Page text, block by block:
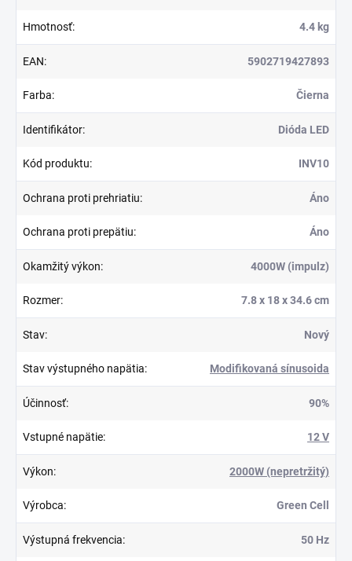
Hmotnosť: 4.4 kg
EAN: 5902719427893
Farba: Čierna
Identifikátor: Dióda LED
Kód produktu: INV10
Ochrana proti prehriatiu: Áno
Ochrana proti prepätiu: Áno
Okamžitý výkon: 4000W (impulz)
Rozmer: 7.8 x 18 x 34.6 cm
Stav: Nový
Stav výstupného napätia: Modifikovaná sínusoida
Účinnosť: 90%
Vstupné napätie: 12 V
Výkon: 2000W (nepretržitý)
Výrobca: Green Cell
Výstupná frekvencia: 50 Hz